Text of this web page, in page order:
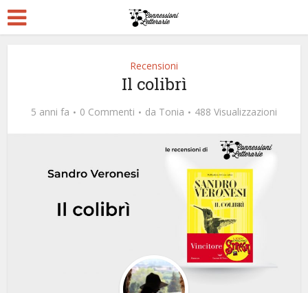
Recensioni
Il colibrì
5 anni fa 0 Commenti da Tonia 488 Visualizzazioni